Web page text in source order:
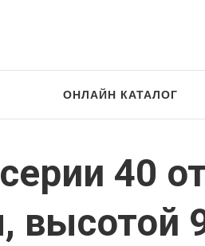
ОНЛАЙН КАТАЛОГ
40
высотой